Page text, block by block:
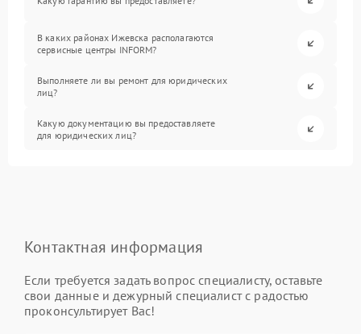
В каких районах Ижевска располагаются
сервисные центры INFORM?
Выполняете ли вы ремонт для юридических
лиц?
Какую документацию вы предоставляете
для юридических лиц?
Контактная информация
Если требуется задать вопрос специалисту, оставьте
свои данные и дежурный специалист с радостью
проконсультирует Вас!